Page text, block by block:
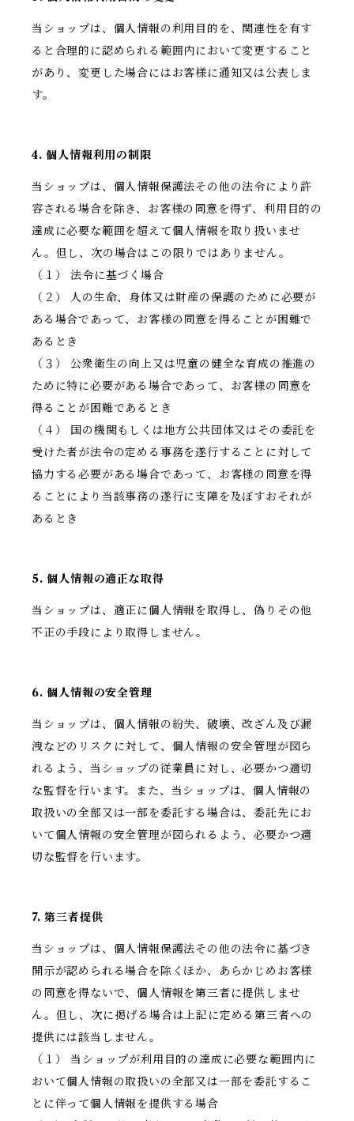
当ショップは、個人情報の利用目的を、関連性を有す
ると合理的に認められる範囲内において変更すること
があり、変更した場合にはお客様に通知又は公表しま
す。
4. 個人情報利用の制限
当ショップは、個人情報保護法その他の法令により許
容される場合を除き、お客様の同意を得ず、利用目的の
達成に必要な範囲を超えて個人情報を取り扱いませ
ん。但し、次の場合はこの限りではありません。
（１） 法令に基づく場合
（２） 人の生命、身体又は財産の保護のために必要が
ある場合であって、お客様の同意を得ることが困難で
あるとき
（３） 公衆衛生の向上又は児童の健全な育成の推進の
ために特に必要がある場合であって、お客様の同意を
得ることが困難であるとき
（４） 国の機関もしくは地方公共団体又はその委託を
受けた者が法令の定める事務を遂行することに対して
協力する必要がある場合であって、お客様の同意を得
ることにより当該事務の遂行に支障を及ぼすおそれが
あるとき
5. 個人情報の適正な取得
当ショップは、適正に個人情報を取得し、偽りその他
不正の手段により取得しません。
6. 個人情報の安全管理
当ショップは、個人情報の紛失、破壊、改ざん及び漏
洩などのリスクに対して、個人情報の安全管理が図ら
れるよう、当ショップの従業員に対し、必要かつ適切
な監督を行います。また、当ショップは、個人情報の
取扱いの全部又は一部を委託する場合は、委託先にお
いて個人情報の安全管理が図られるよう、必要かつ適
切な監督を行います。
7. 第三者提供
当ショップは、個人情報保護法その他の法令に基づき
開示が認められる場合を除くほか、あらかじめお客様
の同意を得ないで、個人情報を第三者に提供しませ
ん。但し、次に掲げる場合は上記に定める第三者への
提供には該当しません。
（１） 当ショップが利用目的の達成に必要な範囲内に
おいて個人情報の取扱いの全部又は一部を委託するこ
とに伴って個人情報を提供する場合